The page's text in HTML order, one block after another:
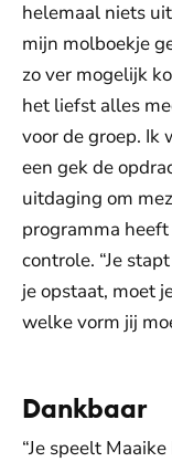
helemaal niets
mijn molboekje
zo ver mogelijk
het liefst alles
voor de groep. Ik
een gek de
uitdaging om
programma
controle. “Je
je opstaat, moet
welke vorm jij
Dankbaar
“Je speelt